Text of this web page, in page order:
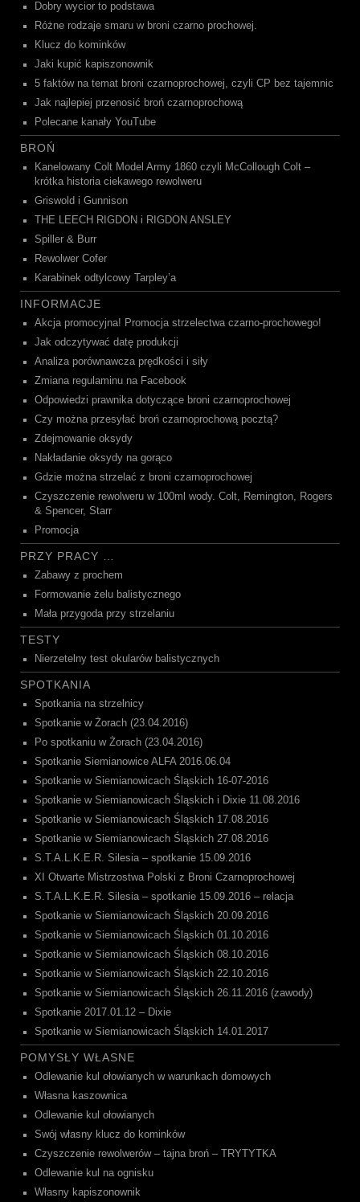
Dobry wycior to podstawa
Różne rodzaje smaru w broni czarno prochowej.
Klucz do kominków
Jaki kupić kapiszonownik
5 faktów na temat broni czarnoprochowej, czyli CP bez tajemnic
Jak najlepiej przenosić broń czarnoprochową
Polecane kanały YouTube
BROŃ
Kanelowany Colt Model Army 1860 czyli McCollough Colt –
krótka historia ciekawego rewolweru
Griswold i Gunnison
THE LEECH RIGDON i RIGDON ANSLEY
Spiller & Burr
Rewolwer Cofer
Karabinek odtylcowy Tarpley’a
INFORMACJE
Akcja promocyjna! Promocja strzelectwa czarno-prochowego!
Jak odczytywać datę produkcji
Analiza porównawcza prędkości i siły
Zmiana regulaminu na Facebook
Odpowiedzi prawnika dotyczące broni czarnoprochowej
Czy można przesyłać broń czarnoprochową pocztą?
Zdejmowanie oksydy
Nakładanie oksydy na gorąco
Gdzie można strzelać z broni czarnoprochowej
Czyszczenie rewolweru w 100ml wody. Colt, Remington, Rogers
& Spencer, Starr
Promocja
PRZY PRACY …
Zabawy z prochem
Formowanie żelu balistycznego
Mała przygoda przy strzelaniu
TESTY
Nierzetelny test okularów balistycznych
SPOTKANIA
Spotkania na strzelnicy
Spotkanie w Żorach (23.04.2016)
Po spotkaniu w Żorach (23.04.2016)
Spotkanie Siemianowice ALFA 2016.06.04
Spotkanie w Siemianowicach Śląskich 16-07-2016
Spotkanie w Siemianowicach Śląskich i Dixie 11.08.2016
Spotkanie w Siemianowicach Śląskich 17.08.2016
Spotkanie w Siemianowicach Śląskich 27.08.2016
S.T.A.L.K.E.R. Silesia – spotkanie 15.09.2016
XI Otwarte Mistrzostwa Polski z Broni Czarnoprochowej
S.T.A.L.K.E.R. Silesia – spotkanie 15.09.2016 – relacja
Spotkanie w Siemianowicach Śląskich 20.09.2016
Spotkanie w Siemianowicach Śląskich 01.10.2016
Spotkanie w Siemianowicach Śląskich 08.10.2016
Spotkanie w Siemianowicach Śląskich 22.10.2016
Spotkanie w Siemianowicach Śląskich 26.11.2016 (zawody)
Spotkanie 2017.01.12 – Dixie
Spotkanie w Siemianowicach Śląskich 14.01.2017
POMYSŁY WŁASNE
Odlewanie kul ołowianych w warunkach domowych
Własna kaszownica
Odlewanie kul ołowianych
Swój własny klucz do kominków
Czyszczenie rewolwerów – tajna broń – TRYTYTKA
Odlewanie kul na ognisku
Własny kapiszonownik